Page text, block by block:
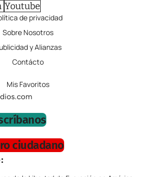
Youtube
de privacidad
Sobre Nosotros
y Alianzas
Contácto
Mis Favoritos
ciudadano